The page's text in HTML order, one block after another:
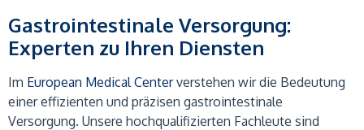
Gastrointestinale Versorgung:
Experten zu Ihren Diensten
Im European Medical Centerverstehen wir die Bedeutung
einer effizienten und präzisen gastrointestinale
Versorgung. Unsere hochqualifizierten Fachleute sind